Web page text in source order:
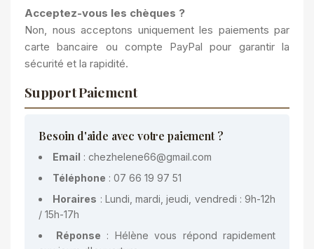
Acceptez-vous les chèques ?
Non, nous acceptons uniquement les paiements par
carte bancaire ou compte PayPal pour garantir la
sécurité et la rapidité.
Support Paiement
Besoin d'aide avec votre paiement ?
Email : chezhelene66@gmail.com
Téléphone : 07 66 19 97 51
Horaires : Lundi, mardi, jeudi, vendredi : 9h-12h
/ 15h-17h
Réponse : Hélène vous répond rapidement